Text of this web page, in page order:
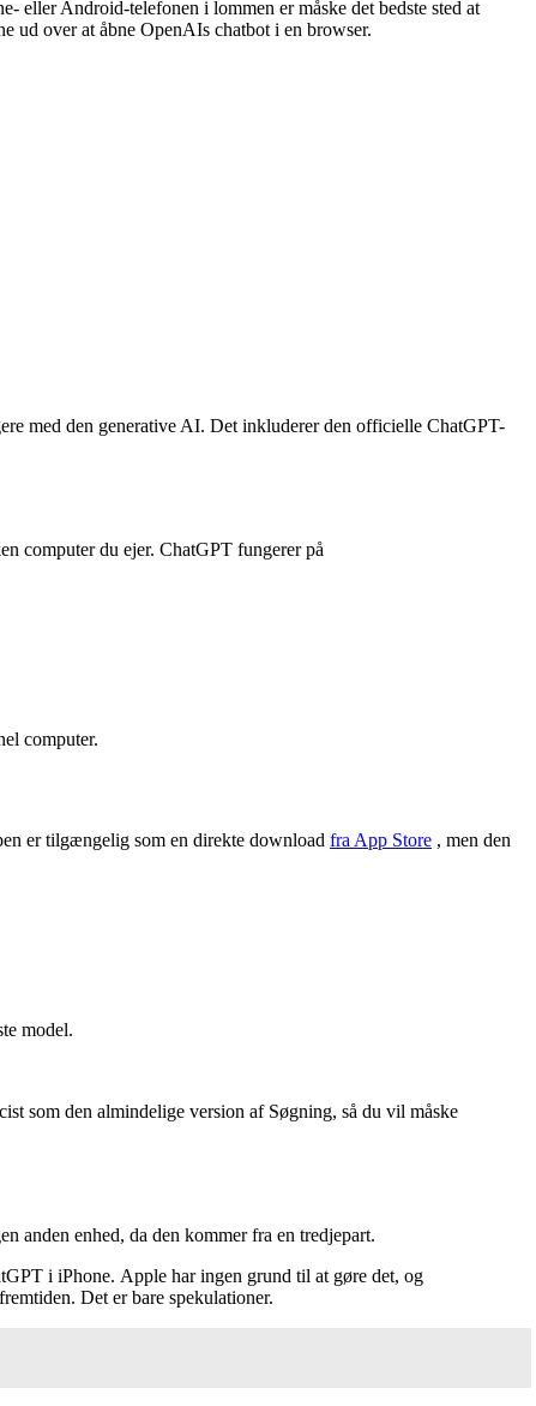
eller Android-telefonen i lommen er måske det bedste sted at
ud over at åbne OpenAIs chatbot i en browser.
med den generative AI. Det inkluderer den officielle ChatGPT-
computer du ejer. ChatGPT fungerer på
computer.
er tilgængelig som en direkte download fra App Store , men den
model.
som den almindelige version af Søgning, så du vil måske
anden enhed, da den kommer fra en tredjepart.
i iPhone. Apple har ingen grund til at gøre det, og
Det er bare spekulationer.